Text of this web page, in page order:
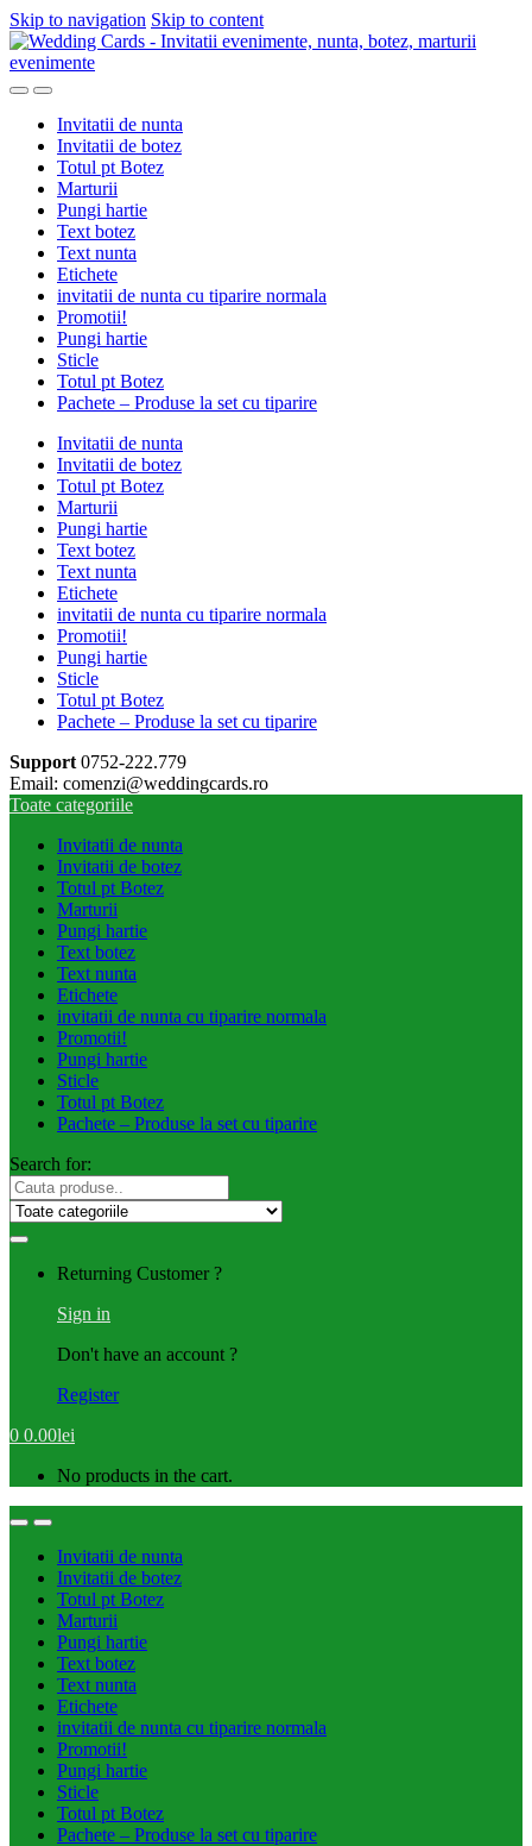
Skip to navigation Skip to content
Invitatii de nunta
Invitatii de botez
Totul pt Botez
Marturii
Pungi hartie
Text botez
Text nunta
Etichete
invitatii de nunta cu tiparire normala
Promotii!
Pungi hartie
Sticle
Totul pt Botez
Pachete – Produse la set cu tiparire
Invitatii de nunta
Invitatii de botez
Totul pt Botez
Marturii
Pungi hartie
Text botez
Text nunta
Etichete
invitatii de nunta cu tiparire normala
Promotii!
Pungi hartie
Sticle
Totul pt Botez
Pachete – Produse la set cu tiparire
Support 0752-222.779
Email: comenzi@weddingcards.ro
Toate categoriile
Invitatii de nunta
Invitatii de botez
Totul pt Botez
Marturii
Pungi hartie
Text botez
Text nunta
Etichete
invitatii de nunta cu tiparire normala
Promotii!
Pungi hartie
Sticle
Totul pt Botez
Pachete – Produse la set cu tiparire
Search for:
Returning Customer ?
Sign in
Don't have an account ?
Register
0 0.00lei
No products in the cart.
Invitatii de nunta
Invitatii de botez
Totul pt Botez
Marturii
Pungi hartie
Text botez
Text nunta
Etichete
invitatii de nunta cu tiparire normala
Promotii!
Pungi hartie
Sticle
Totul pt Botez
Pachete – Produse la set cu tiparire